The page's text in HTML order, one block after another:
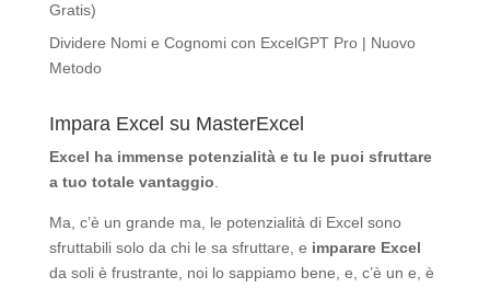
Gratis)
Dividere Nomi e Cognomi con ExcelGPT Pro | Nuovo
Metodo
Impara Excel su MasterExcel
Excel ha immense potenzialità e tu le puoi sfruttare
a tuo totale vantaggio
Ma, c’è un grande ma, le potenzialità di Excel sono
sfruttabili solo da chi le sa sfruttare, e imparare Excel
da soli è frustrante, noi lo sappiamo bene, e, c’è un e, è